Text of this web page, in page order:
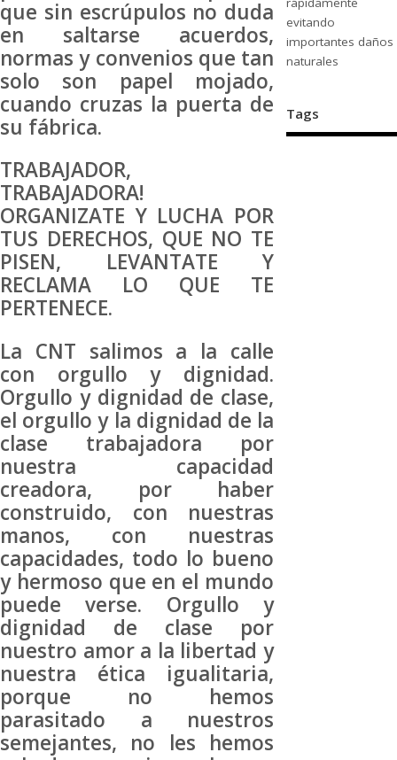
que sin escrúpulos no duda
en saltarse acuerdos,
normas y convenios que tan
solo son papel mojado,
cuando cruzas la puerta de
su fábrica.
TRABAJADOR,
TRABAJADORA!
ORGANIZATE Y LUCHA POR
TUS DERECHOS, QUE NO TE
PISEN, LEVANTATE Y
RECLAMA LO QUE TE
PERTENECE.
La CNT salimos a la calle
con orgullo y dignidad.
Orgullo y dignidad de clase,
el orgullo y la dignidad de la
clase trabajadora por
nuestra capacidad
creadora, por haber
construido, con nuestras
manos, con nuestras
capacidades, todo lo bueno
y hermoso que en el mundo
puede verse. Orgullo y
dignidad de clase por
nuestro amor a la libertad y
nuestra ética igualitaria,
porque no hemos
parasitado a nuestros
semejantes, no les hemos
evitando
importantes daños
naturales
Tags